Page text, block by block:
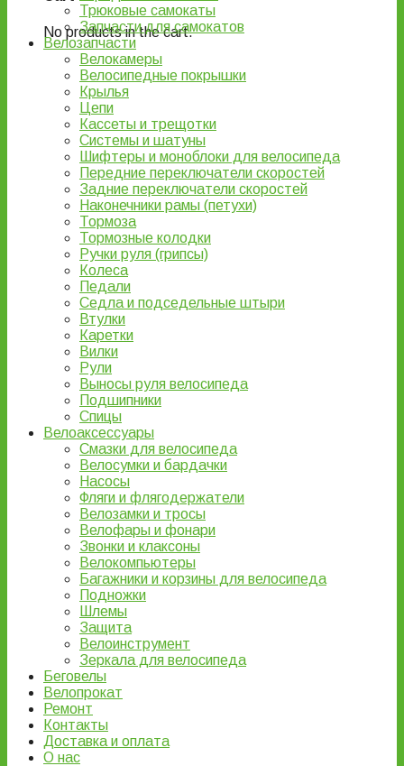
No products in the cart.
Трюковые самокаты
Запчасти для самокатов
Велозапчасти
Велокамеры
Велосипедные покрышки
Крылья
Цепи
Кассеты и трещотки
Системы и шатуны
Шифтеры и моноблоки для велосипеда
Передние переключатели скоростей
Задние переключатели скоростей
Наконечники рамы (петухи)
Тормоза
Тормозные колодки
Ручки руля (грипсы)
Колеса
Педали
Седла и подседельные штыри
Втулки
Каретки
Вилки
Рули
Выносы руля велосипеда
Подшипники
Спицы
Велоаксессуары
Смазки для велосипеда
Велосумки и бардачки
Насосы
Фляги и флягодержатели
Велозамки и тросы
Велофары и фонари
Звонки и клаксоны
Велокомпьютеры
Багажники и корзины для велосипеда
Подножки
Шлемы
Защита
Велоинструмент
Зеркала для велосипеда
Беговелы
Велопрокат
Ремонт
Контакты
Доставка и оплата
О нас